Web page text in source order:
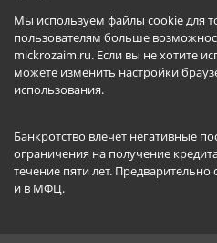
Мы используем файлы cookie для
пользователям больше
mickrozaim.ru. Если вы не хотите
можете изменить настройки
использования.
Банкротство влечет негативные
ограничения на получение
течение пяти лет.
и в МФЦ.